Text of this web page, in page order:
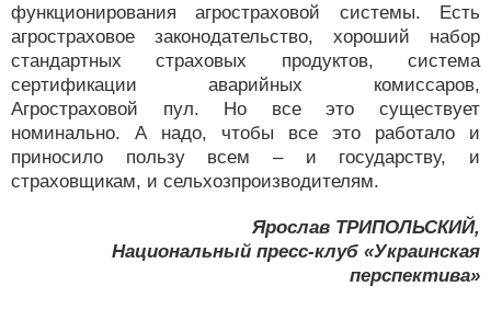
функционирования агростраховой системы. Есть
агростраховое законодательство, хороший набор
стандартных страховых продуктов, система
сертификации аварийных комиссаров,
Агростраховой пул. Но все это существует
номинально. А надо, чтобы все это работало и
приносило пользу всем – и государству, и
страховщикам, и сельхозпроизводителям.
Ярослав ТРИПОЛЬСКИЙ,
Национальный пресс-клуб «Украинская
перспектива»